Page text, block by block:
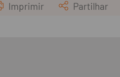
Imprimir Partilhar